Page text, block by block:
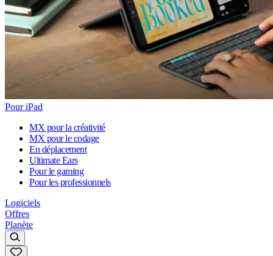
Pour iPad
MX pour la créativité
MX pour le codage
En déplacement
Ultimate Ears
Pour le gaming
Pour les professionnels
Logiciels
Offres
Planète